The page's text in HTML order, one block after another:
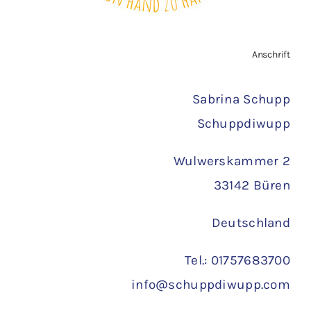
Anschrift
Sabrina Schupp
Schuppdiwupp
Wulwerskammer 2
33142 Büren
Deutschland
Tel.: 01757683700
info@schuppdiwupp.com